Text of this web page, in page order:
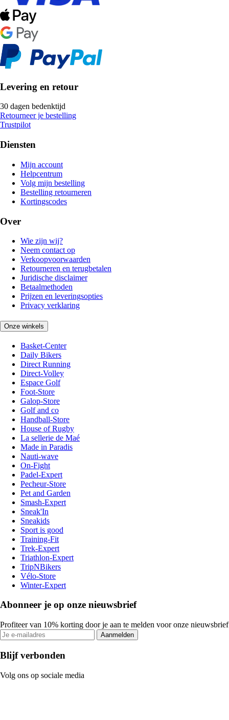
Levering en retour
30 dagen bedenktijd
Retourneer je bestelling
Trustpilot
Diensten
Mijn account
Helpcentrum
Volg mijn bestelling
Bestelling retourneren
Kortingscodes
Over
Wie zijn wij?
Neem contact op
Verkoopvoorwaarden
Retourneren en terugbetalen
Juridische disclaimer
Betaalmethoden
Prijzen en leveringsopties
Privacy verklaring
Onze winkels
Basket-Center
Daily Bikers
Direct Running
Direct-Volley
Espace Golf
Foot-Store
Galop-Store
Golf and co
Handball-Store
House of Rugby
La sellerie de Maé
Made in Paradis
Nauti-wave
On-Fight
Padel-Expert
Pecheur-Store
Pet and Garden
Smash-Expert
Sneak'In
Sneakids
Sport is good
Training-Fit
Trek-Expert
Triathlon-Expert
TripNBikers
Vélo-Store
Winter-Expert
Abonneer je op onze nieuwsbrief
Profiteer van 10% korting door je aan te melden voor onze nieuwsbrief
Aanmelden
Blijf verbonden
Volg ons op sociale media